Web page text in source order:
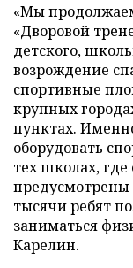
«Мы
«Дворовой
детского,
возрождение
спортивные
крупных
пунктах.
оборудовать
тех школах,
предусмотрены
тысячи ребят
заниматься
Карелин.